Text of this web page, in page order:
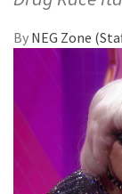
By NEG Zone